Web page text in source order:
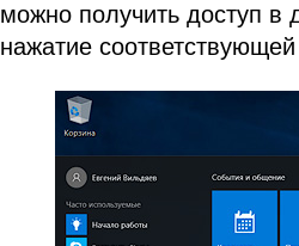
можно получить доступ в
нажатие